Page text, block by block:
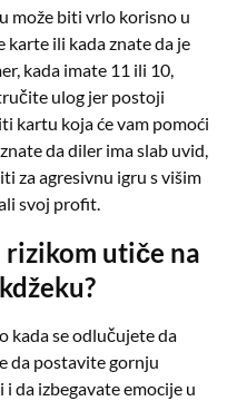
može biti vrlo korisno u
ili kada znate da je
kada imate 11 ili 10,
ulog jer postoji
kartu koja će vam pomoći
da diler ima slab uvid,
za agresivnu igru s višim
svoj profit.
utiče na
kada se odlučujete da
da postavite gornju
da izbegavate emocije u